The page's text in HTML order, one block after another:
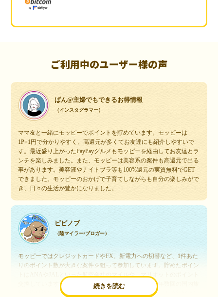
ご利用中のユーザー様の声
ぱん@主婦でもできるお得情報
（インスタグラマー）
ママ友と一緒にモッピーでポイントを貯めています。モッピーは
1P=1円で分かりやすく、高還元が多くてお友達にも紹介しやすいで
す。最近盛り上がったPayPayグルメもモッピーを経由してお友達とラ
ンチを楽しみました。また、モッピーは美容系の案件も高還元で出る
事があります。美容液やナイトブラ等も100%還元の実質無料でGET
できました。モッピーのおかげで子育てしながらも自分の楽しみがで
き、日々の生活が豊かになりました。
続きを読む
ピピノブ
（陸マイラー/ブロガー）
モッピーではクレジットカードやFX、新電力への切替など、1件あた
りのポイント数が大きな案件を狙って参加しています。貯めたポイン
交換しています。このようにすることで、ほぼ無料で年数回の国内旅
行や海外旅行を実現しています。モッピーは陸マイラーや旅行好きに